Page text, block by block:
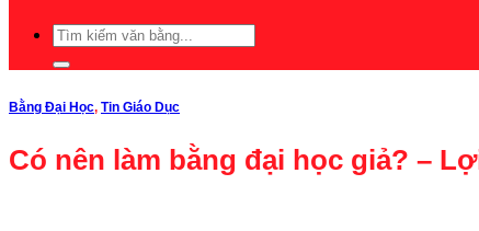
Bằng Đại Học, Tin Giáo Dục
Có nên làm bằng đại học giả? –